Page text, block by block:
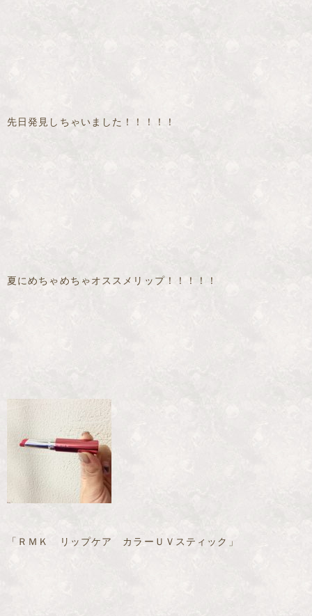
先日発見しちゃいました！！！！！
夏にめちゃめちゃオススメリップ！！！！！
「ＲＭＫ リップケア カラーＵＶスティック」